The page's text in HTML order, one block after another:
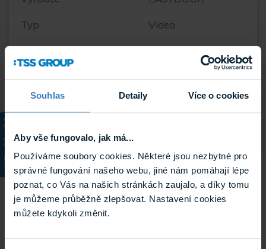
Souhlas Detaily Více o cookies
Aby vše fungovalo, jak má...
Používáme soubory cookies. Některé jsou nezbytné pro
správné fungování našeho webu, jiné nám pomáhají lépe
poznat, co Vás na našich stránkách zaujalo, a díky tomu
je můžeme průběžně zlepšovat. Nastavení cookies
můžete kdykoli změnit.
KATALOG
Typ Video
Typ systému Comelit Interkom
Související